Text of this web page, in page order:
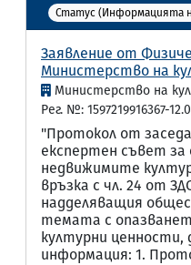
Статус (Информацията
Заявление от
Министерство на
Министерство на
Рег. №: 1597219916367-
"Протокол от
експертен съвет за
недвижимите
връзка с чл. 24 от
надделяващия
темата с
културни ценности,
информация: 1.